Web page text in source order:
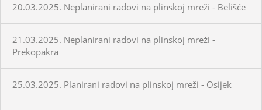
20.03.2025. Neplanirani radovi na plinskoj mreži - Belišće
21.03.2025. Neplanirani radovi na plinskoj mreži -
Prekopakra
25.03.2025. Planirani radovi na plinskoj mreži - Osijek